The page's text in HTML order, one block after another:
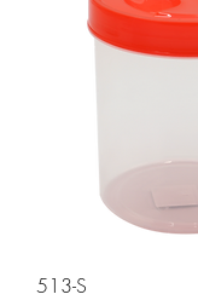
513-S